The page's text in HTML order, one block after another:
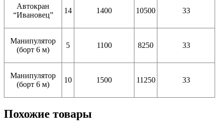
Автокран
“Ивановец”
14 1400 10500 33
Манипулятор
(борт 6 м)
5 1100 8250 33
Манипулятор
(борт 6 м)
10 1500 11250 33
Похожие товары